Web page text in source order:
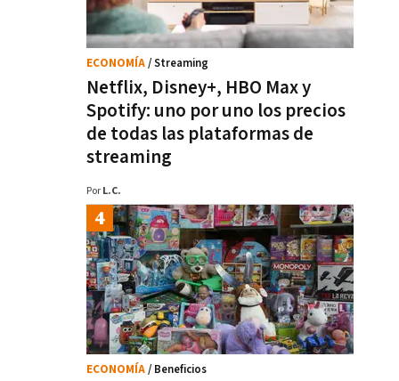
Netflix, Disney+, HBO Max y
Spotify: uno por uno los precios
de todas las plataformas de
streaming
ECONOMÍA/ Streaming
Por L.C.
ECONOMÍA/ Beneficios